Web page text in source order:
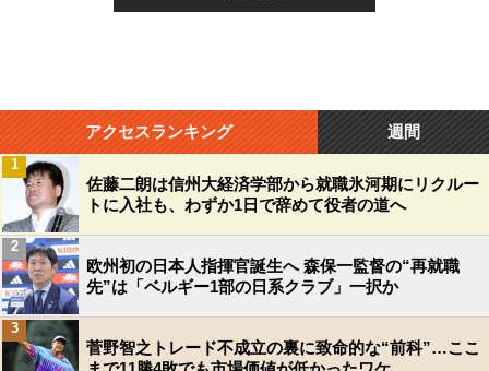
アクセスランキング 週間
佐藤二朗は信州大経済学部から就職氷河期にリクルー
トに入社も、わずか1日で辞めて役者の道へ
1
欧州初の日本人指揮官誕生へ 森保一監督の“再就職
先”は「ベルギー1部の日系クラブ」一択か
2
菅野智之トレード不成立の裏に致命的な“前科”…ここ
3